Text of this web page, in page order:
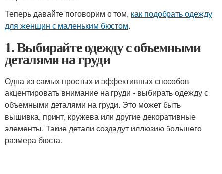
Теперь давайте поговорим о том, как подобрать одежду
для женщин с маленьким бюстом.
1. Выбирайте одежду с объемными
деталями на груди
Одна из самых простых и эффективных способов
акцентировать внимание на груди - выбирать одежду с
объемными деталями на груди. Это может быть
вышивка, принт, кружева или другие декоративные
элементы. Такие детали создадут иллюзию большего
размера бюста.